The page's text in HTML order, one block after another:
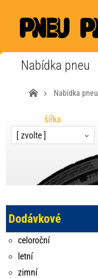
Nabídka pneu
Nabídka pneu
šířka
[ zvolte ]
Dodávkové
celoroční
letní
zimní